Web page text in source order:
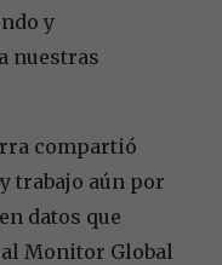
y
nuestras
compartió
trabajo aún por
datos que
al Monitor Global